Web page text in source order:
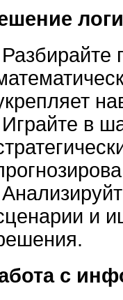
Разбирайте
Играйте в
и
с